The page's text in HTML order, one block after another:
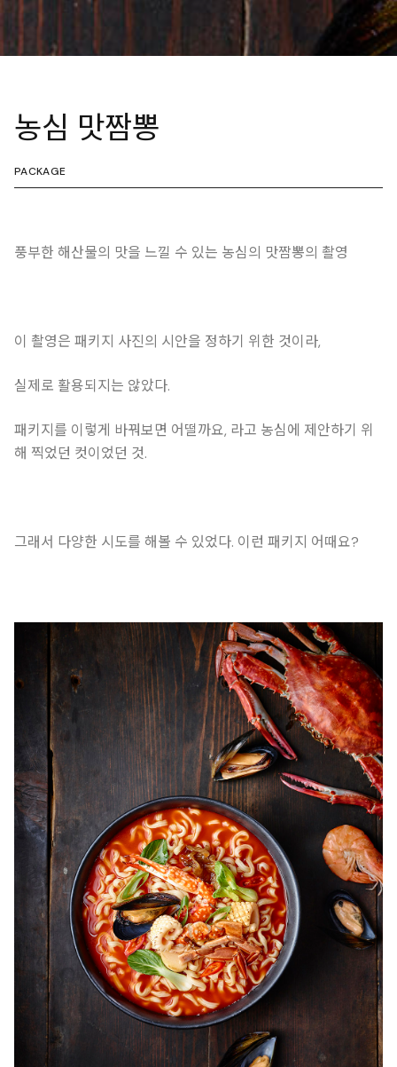
농심 맛짬뽕
PACKAGE
풍부한 해산물의 맛을 느낄 수 있는 농심의 맛짬뽕의 촬영
이 촬영은 패키지 사진의 시안을 정하기 위한 것이라,
실제로 활용되지는 않았다.
패키지를 이렇게 바꿔보면 어떨까요, 라고 농심에 제안하기 위
해 찍었던 컷이었던 것.
그래서 다양한 시도를 해볼 수 있었다. 이런 패키지 어때요?